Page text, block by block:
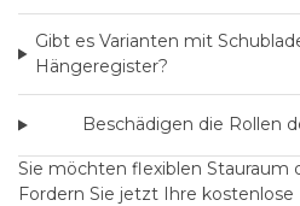
Gibt es Varianten mit
Hängeregister?
Beschädigen die Rollen
Sie möchten flexiblen Stauraum
Fordern Sie jetzt Ihre kostenlose